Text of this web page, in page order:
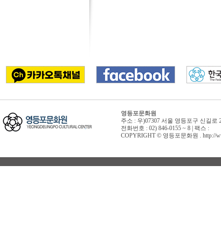
영등포문화원
주소 : 우)07307 서울 영등포구 신길
전화번호 : 02) 846-0155 ~ 8 | 팩스 :
COPYRIGHT © 영등포문화원 . http://